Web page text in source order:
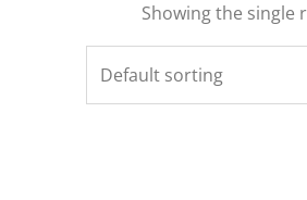
Showing the single